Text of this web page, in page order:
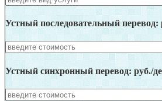
Устный последовательный перевод:
Устный синхронный перевод: руб./